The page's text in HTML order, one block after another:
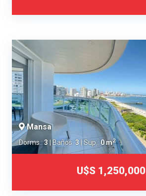
Mansa
Dorms.:3 | Baños:3 | Sup.: 0 m2
U$S 1,250,000